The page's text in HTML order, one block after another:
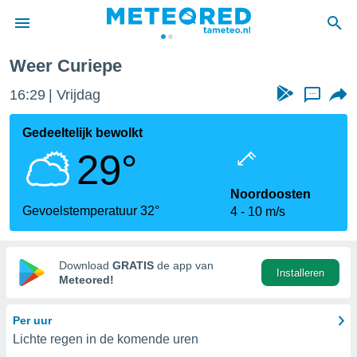
door
verstrekte
hoge
hebt de
voor
op basis
Weer Curiepe
16:29 Vrijdag ...
Gedeeltelijk bewolkt
29°
Gevoelstemperatuur 32°
Noordoosten
4
10 m/s
Download GRATIS de app van
Meteored!
Installeren
Per uur
Lichte regen in de komende uren